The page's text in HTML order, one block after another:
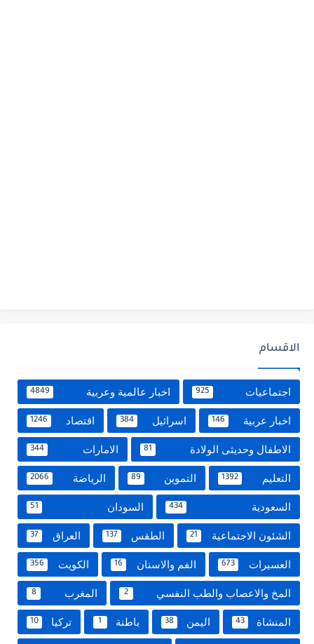
الاقسام
اجتماعيات 925 اخبار عالمية وعربية 4849
اخبار عربية 146 اسرائيل 384 اقتصاد 1246
الاطفال وحديثى الولادة 81 الامارات 344
التعليم 1392 التموين 89 الرياضة 2066
السعودية 434 السودان 51
الشئون الاجتماعية 21 الطقس 137 العراق 37
العسيرات 673 الفم والاسنان 16 الكويت 356
المخ والاعصاب والطب النفسي 2 المغرب 8
المنشاة 43 اليمن 38 باطنة 1 تركيا 10